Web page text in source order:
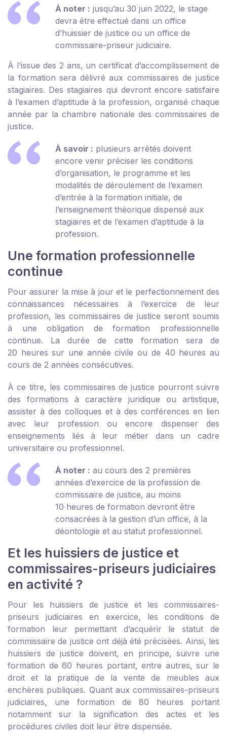
À noter : jusqu’au 30 juin 2022, le stage
devra être effectué dans un office
d’huissier de justice ou un office de
commissaire-priseur judiciaire.
À l’issue des 2 ans, un certificat d’accomplissement de
la formation sera délivré aux commissaires de justice
stagiaires. Des stagiaires qui devront encore satisfaire
à l’examen d’aptitude à la profession, organisé chaque
année par la chambre nationale des commissaires de
justice.
À savoir : plusieurs arrêtés doivent
encore venir préciser les conditions
d’organisation, le programme et les
modalités de déroulement de l’examen
d’entrée à la formation initiale, de
l’enseignement théorique dispensé aux
stagiaires et de l’examen d’aptitude à la
profession.
Une formation professionnelle
continue
Pour assurer la mise à jour et le perfectionnement des
connaissances nécessaires à l’exercice de leur
profession, les commissaires de justice seront soumis
à une obligation de formation professionnelle
continue. La durée de cette formation sera de
20 heures sur une année civile ou de 40 heures au
cours de 2 années consécutives.
À ce titre, les commissaires de justice pourront suivre
des formations à caractère juridique ou artistique,
assister à des colloques et à des conférences en lien
avec leur profession ou encore dispenser des
enseignements liés à leur métier dans un cadre
universitaire ou professionnel.
À noter : au cours des 2 premières
années d’exercice de la profession de
commissaire de justice, au moins
10 heures de formation devront être
consacrées à la gestion d’un office, à la
déontologie et au statut professionnel.
Et les huissiers de justice et
commissaires-priseurs judiciaires
en activité ?
Pour les huissiers de justice et les commissaires-
priseurs judiciaires en exercice, les conditions de
formation leur permettant d’acquérir le statut de
commissaire de justice ont déjà été précisées. Ainsi, les
huissiers de justice doivent, en principe, suivre une
formation de 60 heures portant, entre autres, sur le
droit et la pratique de la vente de meubles aux
enchères publiques. Quant aux commissaires-priseurs
judiciaires, une formation de 80 heures portant
notamment sur la signification des actes et les
procédures civiles doit leur être dispensée.